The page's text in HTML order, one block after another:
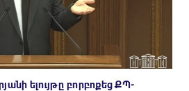
ելույթը բորբոքեց ՔՊ-